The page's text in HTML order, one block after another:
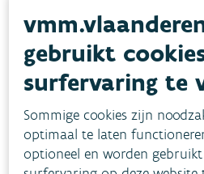
gebruikt
surfervaring te
Sommige cookies zijn
optimaal te laten
optioneel en worden